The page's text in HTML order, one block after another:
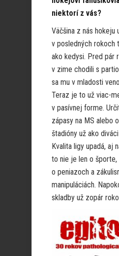
niektorí z vás?
Väčšina z nás hokeju
v posledných rokoch
ako kedysi. Pred pár
v zime chodili s
sa mu v mladosti
Teraz je to už viac-
v pasívnej forme.
zápasy na MS alebo
štadióny už ako
Kvalita ligy upadá, aj
to nie je len o športe,
o peniazoch a
manipuláciách.
skladby už zopár